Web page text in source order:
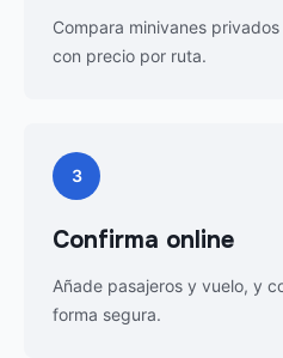
Compara minivanes
con precio por ruta.
3
Confirma online
Añade pasajeros y vuelo, y
forma segura.